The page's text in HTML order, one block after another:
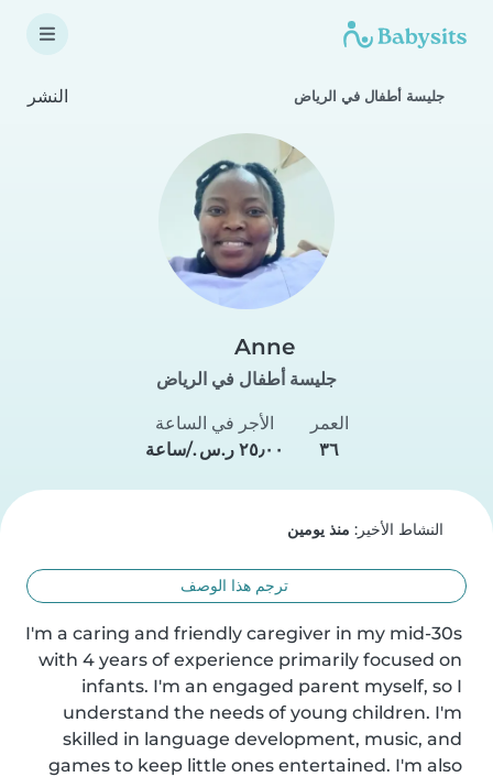
جليسة أطفال في الرياض النشر
Anne
جليسة أطفال في الرياض
العمر
٣٦
الأجر في الساعة
النشاط الأخير: منذ يومين
ترجم هذا الوصف
I'm a caring and friendly caregiver in my mid-30s
with 4 years of experience primarily focused on
infants. I'm an engaged parent myself, so I
understand the needs of young children. I'm
skilled in language development, music, and
games to keep little ones entertained. I'm also